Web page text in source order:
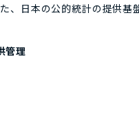
、日本の公的統計の提供基
管理